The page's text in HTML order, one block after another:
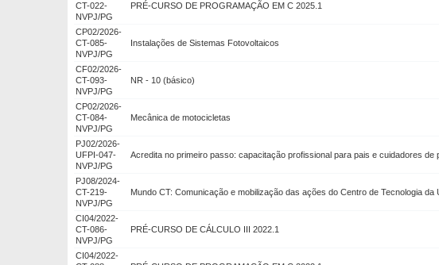
CT-022-
NVPJ/PG
PRÉ-CURSO DE PROGRAMAÇÃO EM C 2025.1
CP02/2026-
CT-085-
NVPJ/PG
Instalações de Sistemas Fotovoltaicos
CF02/2026-
CT-093-
NVPJ/PG
NR - 10 (básico)
CP02/2026-
CT-084-
NVPJ/PG
Mecânica de motocicletas
PJ02/2026-
UFPI-047-
NVPJ/PG
Acredita no primeiro passo: capacitação profissional para pais e cuidadores de
PJ08/2024-
CT-219-
NVPJ/PG
Mundo CT: Comunicação e mobilização das ações do Centro de Tecnologia da
CI04/2022-
CT-086-
NVPJ/PG
PRÉ-CURSO DE CÁLCULO III 2022.1
CI04/2022-